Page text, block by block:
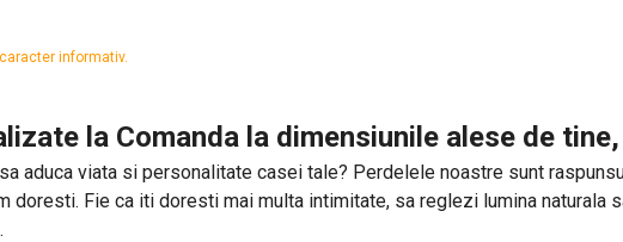
informativ.
la Comanda la dimensiunile alese de
aduca viata si personalitate casei tale? Perdelele noastre sunt
doresti. Fie ca iti doresti mai multa intimitate, sa reglezi lumina naturala